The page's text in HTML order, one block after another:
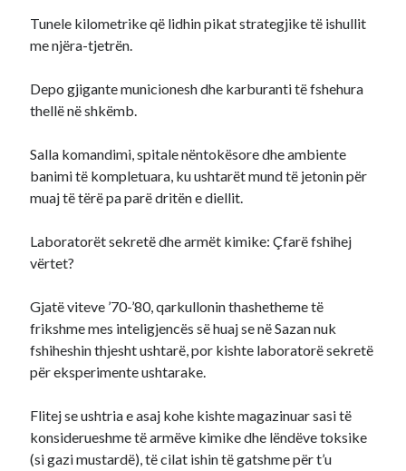
Tunele kilometrike që lidhin pikat strategjike të ishullit
me njëra-tjetrën.
Depo gjigante municionesh dhe karburanti të fshehura
thellë në shkëmb.
Salla komandimi, spitale nëntokësore dhe ambiente
banimi të kompletuara, ku ushtarët mund të jetonin për
muaj të tërë pa parë dritën e diellit.
Laboratorët sekretë dhe armët kimike: Çfarë fshihej
vërtet?
Gjatë viteve ’70-’80, qarkullonin thashetheme të
frikshme mes inteligjencës së huaj se në Sazan nuk
fshiheshin thjesht ushtarë, por kishte laboratorë sekretë
për eksperimente ushtarake.
Flitej se ushtria e asaj kohe kishte magazinuar sasi të
konsiderueshme të armëve kimike dhe lëndëve toksike
(si gazi mustardë), të cilat ishin të gatshme për t’u